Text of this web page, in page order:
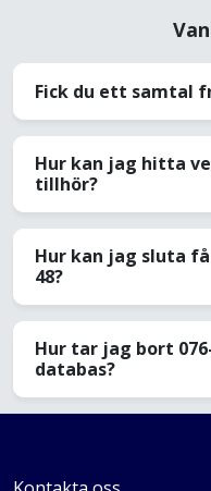
Fick du ett samtal
Hur kan jag hitta
tillhör?
Hur kan jag sluta
48?
Hur tar jag bort
databas?